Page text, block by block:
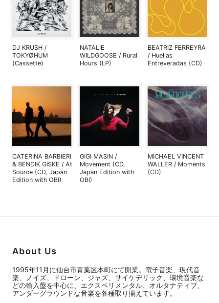
DJ KRUSH /
TOKYØHUM
(Cassette)
NATALIE
WILDGOOSE / Rural
Hours (LP)
BEATRIZ FERREYRA
/ Huellas
Entreveradas (CD)
CATERINA BARBIERI
& BENDIK GISKE / At
Source (CD, Japan
Edition with OBI)
GIGI MASIN /
Movement (CD,
Japan Edition with
OBI)
MICHAEL VINCENT
WALLER / Moments
(CD)
About Us
1995年11月に仙台市青葉区本町にて開業。電子音楽、現代音
楽、ノイズ、ドローン、ジャズ、サイケデリック、環境音楽な
どの輸入盤を中心に、エクスペリメンタル、オルタナティブ、
アンダーグラウンドな音楽を各種取り揃えています。